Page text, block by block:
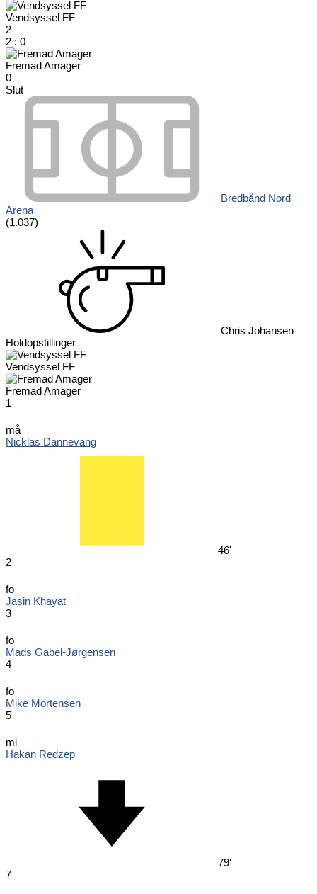
Vendsyssel FF
2
2 : 0
Fremad Amager
0
Slut
Bredbånd Nord
Arena
(1.037)
Chris Johansen
Holdopstillinger
Vendsyssel FF
Fremad Amager
1
må
Nicklas Dannevang
46'
2
fo
Jasin Khayat
3
fo
Mads Gabel-Jørgensen
4
fo
Mike Mortensen
5
mi
Hakan Redzep
79'
7